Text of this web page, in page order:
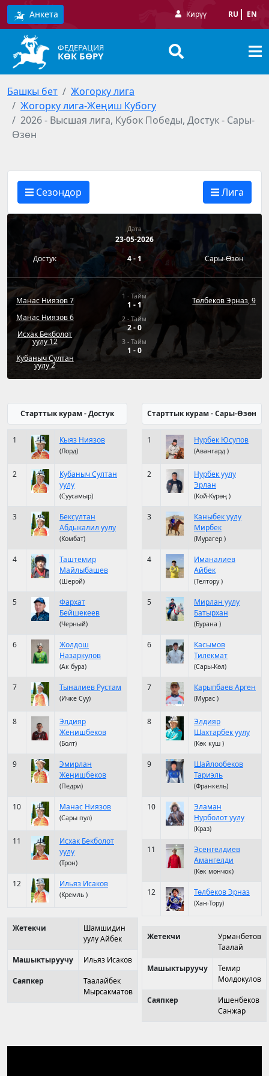
Анкета Кирүү RU EN
ФЕДЕРАЦИЯ
КӨК БӨРҮ
Башкы бет
Жогорку лига
Жогорку лига-Жеңиш Кубогу
2026 - Высшая лига, Кубок Победы, Достук - Сары-
Өзөн
Сезондор Лига
Дата
23-05-2026
Достук
4 - 1 Сары-Өзөн
Манас Ниязов 7
Манас Ниязов 6
Исхак Бекболот
уулу 12
Кубаныч Султан
уулу 2
1 - Тайм
1 - 1
2 - Тайм
2-0
3 - Тайм
1 -0
Төлбеков Эрназ, 9
Старттык курам - Достук
1 Кыяз Ниязов
(Лорд)
2
Кубаныч Султан
уулу
(Суусамыр)
3
Бексултан
Абдыкалил уулу
(Комбат)
4
Таштемир
Майлыбашев
(Шерой)
5
Фархат
Бейшекеев
(Черный)
6
Жолдош
Назаркулов
(Ак бура)
7 Тыналиев Рустам
(Ичке Суу)
8
Элдияр
Жеңишбеков
(Болт)
9
Эмирлан
Жеңишбеков
(Педри)
10 Манас Ниязов
(Сары пул)
11
Исхак Бекболот
уулу
(Трон)
12 Ильяз Исаков
(Кремль )
Жетекчи
Шамшидин
уулу Айбек
Машыктыруучу Ильяз Исаков
Саяпкер
Таалайбек
Мырсакматов
Старттык курам - Сары-Өзөн
1 Нурбек Юсупов
(Авангард )
2
Нурбек уулу
Эрлан
(Кой-Күрөң )
3
Каныбек уулу
Мирбек
(Мурагер )
4
Иманалиев
Айбек
(Телтору )
5
Мирлан уулу
Батырхан
(Бурана )
6
Касымов
Тилекмат
(Сары-Көл)
7 Карыпбаев Арген
(Мурас )
8
Элдияр
Шахтарбек уулу
(Көк куш )
9
Шайлообеков
Тариэль
(Франкель)
10
Эламан
Нурболот уулу
(Краз)
11
Эсенгелдиев
Амангелди
(Көк мончок)
12 Төлбеков Эрназ
(Хан-Тору)
Жетекчи
Урманбетов
Таалай
Машыктыруучу
Темир
Молдокулов
Саяпкер
Ишенбеков
Санжар